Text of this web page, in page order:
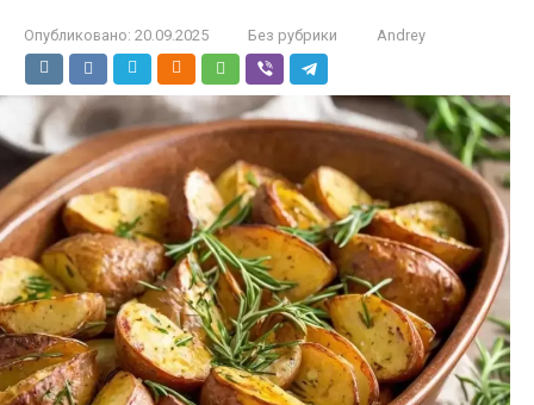
Опубликовано: 20.09.2025 Без рубрики Andrey